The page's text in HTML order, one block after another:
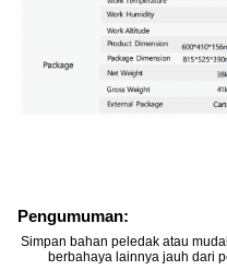
Pengumuman:
Simpan bahan peledak atau
berbahaya lainnya jauh dari